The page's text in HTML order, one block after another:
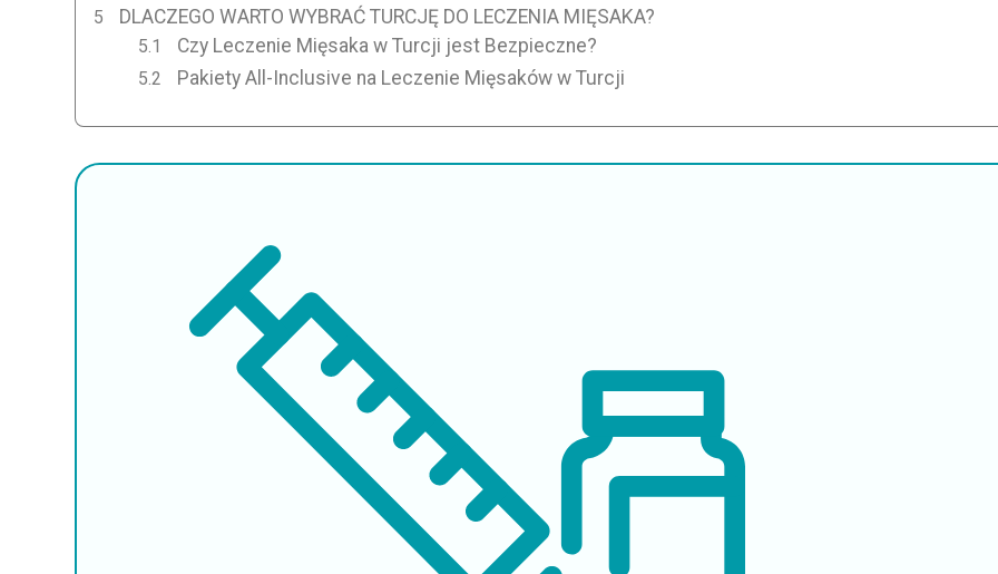
DLACZEGO WARTO WYBRAĆ TURCJĘ DO LECZENIA MIĘSAKA?
Czy Leczenie Mięsaka w Turcji jest Bezpieczne?
Pakiety All-Inclusive na Leczenie Mięsaków w Turcji